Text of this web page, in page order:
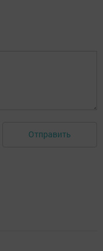
Отправить